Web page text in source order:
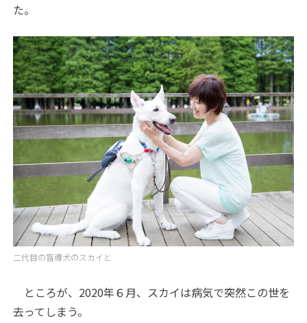
た。
二代目の盲導犬のスカイと
ところが、2020年６月、スカイは病気で突然この世を
去ってしまう。